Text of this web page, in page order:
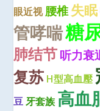
眼近视腰椎失眠
管哮喘糖
肺结节听力衰
复苏 H型高血壓
豆 牙套族 高血